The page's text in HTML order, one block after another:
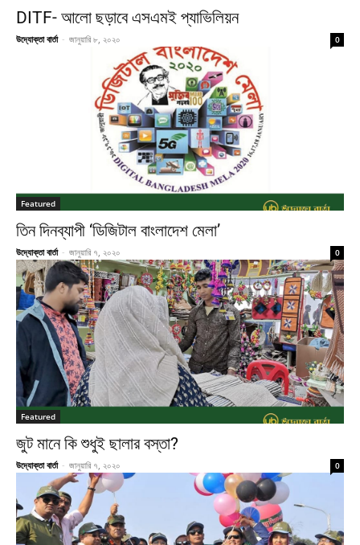
DITF- আলো ছড়াবে এসএমই প্যাভিলিয়ন
উদ্যোক্তা বার্তা - জানুয়ারি ৮, ২০২০ 0
Featured
তিন দিনব্যাপী ‘ডিজিটাল বাংলাদেশ মেলা’
উদ্যোক্তা বার্তা - জানুয়ারি ৭, ২০২০ 0
Featured
জুট মানে কি শুধুই ছালার বস্তা?
উদ্যোক্তা বার্তা - জানুয়ারি ৭, ২০২০ 0